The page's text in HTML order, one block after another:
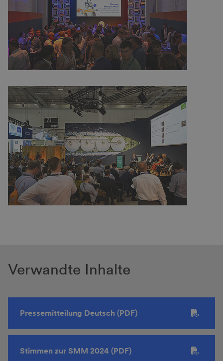
Verwandte Inhalte
Pressemitteilung Deutsch (PDF)
Stimmen zur SMM 2024 (PDF)